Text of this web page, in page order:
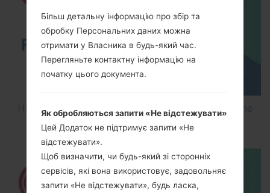
How to Flash Stock Firmware on LG Smartphone
using LG UP?
Більш детальну інформацію про збір та
обробку Персональних даних можна
отримати у Власника в будь-який час.
Перегляньте контактну інформацію на
початку цього документа.
Як обробляються запити «Не відстежувати»
Цей Додаток не підтримує запити «Не
відстежувати».
Щоб визначити, чи будь-який зі сторонніх
сервісів, які вона використовує, задовольняє
запити «Не відстежувати», будь ласка,